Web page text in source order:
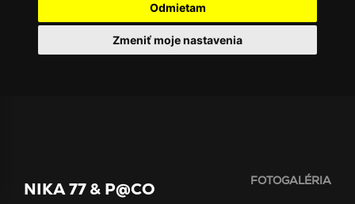
Odmietam
Zmeniť moje nastavenia
NIKA 77 & P@CO
FOTOGALÉRIA